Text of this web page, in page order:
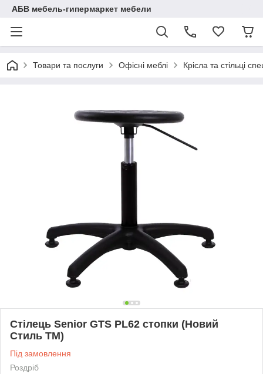
АБВ мебель-гипермаркет мебели
Товари та послуги Офісні меблі Крісла та стільці
Стілець Senior GTS PL62 стопки (Новий
Стиль ТМ)
Під замовлення
Роздріб